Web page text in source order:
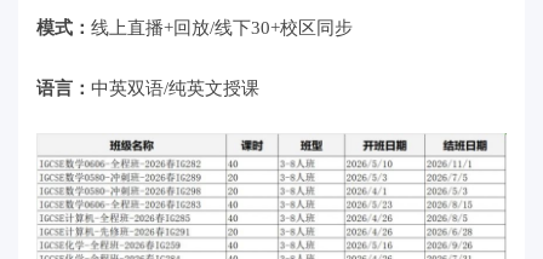
模式： 线上直播+回放/线下30+校区同步
语言： 中英双语/纯英文授课